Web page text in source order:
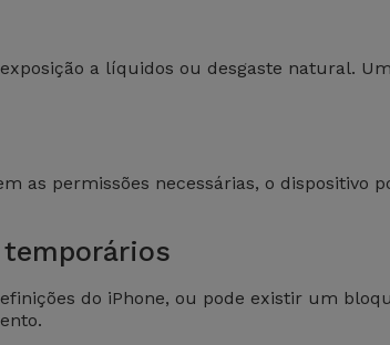
a líquidos ou desgaste natural.
as permissões necessárias, o dispositivo
do iPhone, ou pode existir um